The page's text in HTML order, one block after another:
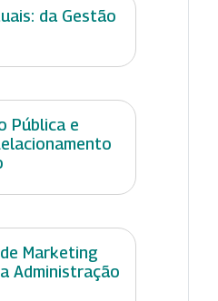
da Gestão
Pública e
Marketing
Administração